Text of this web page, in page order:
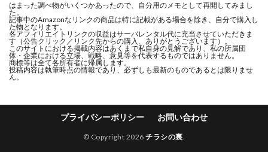
はまった調べ物がいくつかあったので、自分用のメモとして再開してみまし
た。
記事中のAmazonなリンクの商品は特に記載がある場合を除き、自分で購入し
た物となります。
各アフィリエイトリンクの収益はサーバレンタル代に充当させていただきま
す（公告クリック／リンク先からの購入、ありがとうございます）。
このサイトにおける掲載内容はあくまで私自身の見解であり、私の所属団
体・企業における立場、戦略、意見等を代表するものではありません。
商標等は全て各所有者に帰属します。
投稿内容は執筆時点の情報であり、必ずしも最新のものであるとは限りませ
ん。
プライバシーポリシー お問い合わせ
© Copyright 2026チラシの裏.